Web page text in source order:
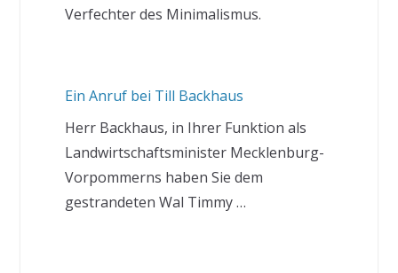
Verfechter des Minimalismus.
Ein Anruf bei Till Backhaus
Herr Backhaus, in Ihrer Funktion als
Landwirtschaftsminister Mecklenburg-
Vorpommerns haben Sie dem
gestrandeten Wal Timmy …